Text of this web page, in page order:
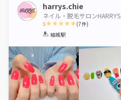
harrys.chie
ネイル・脱毛サロンHARRYS
5
1 2 3 4
(7件)
結城駅